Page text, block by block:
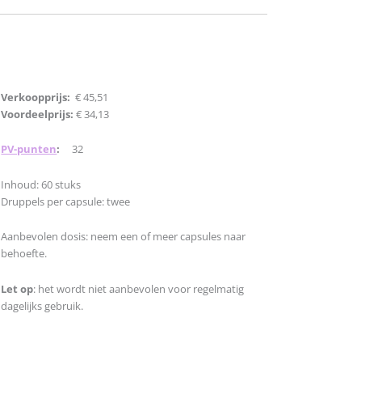
Verkoopprijs: € 45,51
Voordeelprijs: € 34,13
PV-punten: 32
Inhoud: 60 stuks
Druppels per capsule: twee
Aanbevolen dosis: neem een of meer capsules naar
behoefte.
Let op: het wordt niet aanbevolen voor regelmatig
dagelijks gebruik.